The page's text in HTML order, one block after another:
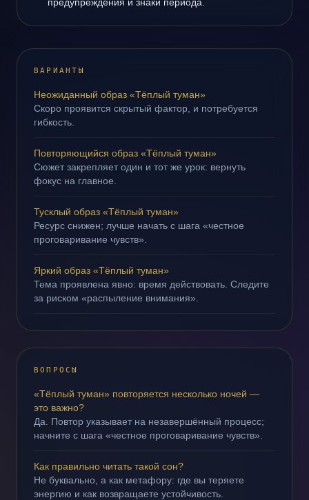
ВАРИАНТЫ
Неожиданный образ «Тёплый туман»
Скоро проявится скрытый фактор, и потребуется
гибкость.
Повторяющийся образ «Тёплый туман»
Сюжет закрепляет один и тот же урок: вернуть
фокус на главное.
Тусклый образ «Тёплый туман»
Ресурс снижен; лучше начать с шага «честное
проговаривание чувств».
Яркий образ «Тёплый туман»
Тема проявлена явно: время действовать. Следите
за риском «распыление внимания».
ВОПРОСЫ
«Тёплый туман» повторяется несколько ночей —
это важно?
Да. Повтор указывает на незавершённый процесс;
начните с шага «честное проговаривание чувств».
Как правильно читать такой сон?
Не буквально, а как метафору: где вы теряете
энергию и как возвращаете устойчивость.